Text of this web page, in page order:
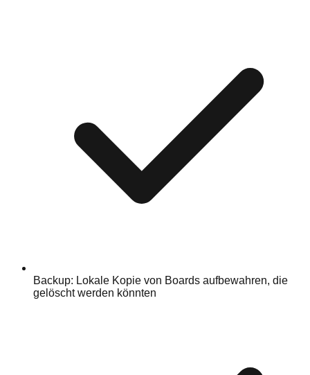
Backup: Lokale Kopie von Boards aufbewahren, die
gelöscht werden könnten